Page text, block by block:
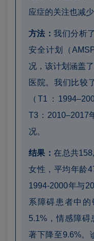
应症的关注也减少
方法：我们分析
安全计划（
况，该计划涵盖
医院。我们比较
（T1：
T3：2010–2017
况。
结果：在总共
女性，平均年龄
1994-2000年与
系障碍患者中的
5.1%，情感障碍
著下降至9.6%。